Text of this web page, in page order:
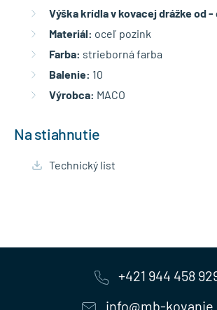
Výška krídla v kovacej drážke od -
Materiál: oceľ pozink
Farba: strieborná farba
Balenie: 10
Výrobca: MACO
Na stiahnutie
Technický list
+421 944 458
info@mb-